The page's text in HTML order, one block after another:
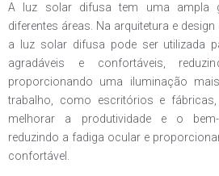
A luz solar difusa tem uma ampla
diferentes áreas. Na arquitetura e
a luz solar difusa pode ser utilizada
agradáveis e confortáveis,
proporcionando uma iluminação
trabalho, como escritórios e
melhorar a produtividade e o
reduzindo a fadiga ocular e
confortável.